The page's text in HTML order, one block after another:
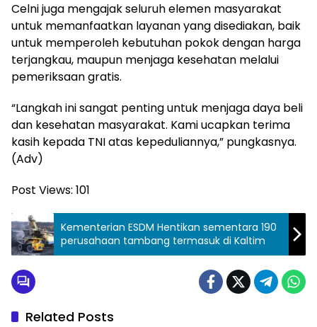
Celni juga mengajak seluruh elemen masyarakat
untuk memanfaatkan layanan yang disediakan, baik
untuk memperoleh kebutuhan pokok dengan harga
terjangkau, maupun menjaga kesehatan melalui
pemeriksaan gratis.
“Langkah ini sangat penting untuk menjaga daya beli
dan kesehatan masyarakat. Kami ucapkan terima
kasih kepada TNI atas kepeduliannya,” pungkasnya.
(Adv)
Post Views: 101
Kementerian ESDM Hentikan sementara 190
perusahaan tambang termasuk di Kaltim
Related Posts